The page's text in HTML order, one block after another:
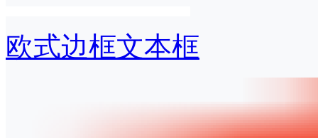
欧式边框文本框